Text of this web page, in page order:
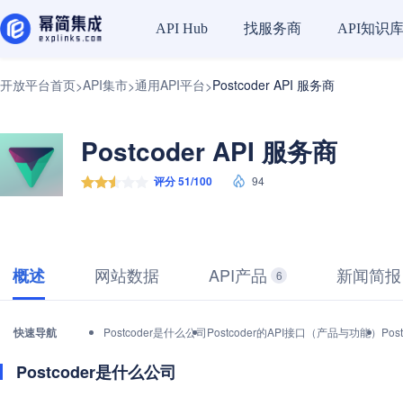
API Hub 找服务商 API知识库
开放平台首页>API集市>通用API平台>Postcoder API 服务商
Postcoder API 服务商
评分 51/100 94
概述 网站数据 API产品 6 新闻简报
快速导航 Postcoder是什么公司Postcoder的API接口（产品与功能）
Postcoder是什么公司